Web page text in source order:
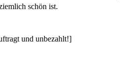
schön ist.
und unbezahlt!]